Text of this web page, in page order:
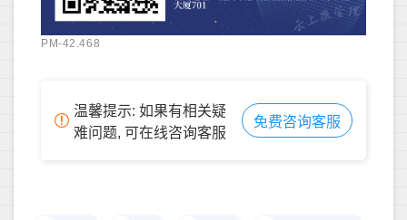
PM-42.468
温馨提示: 如果有相关疑
难问题, 可在线咨询客服
免费咨询客服